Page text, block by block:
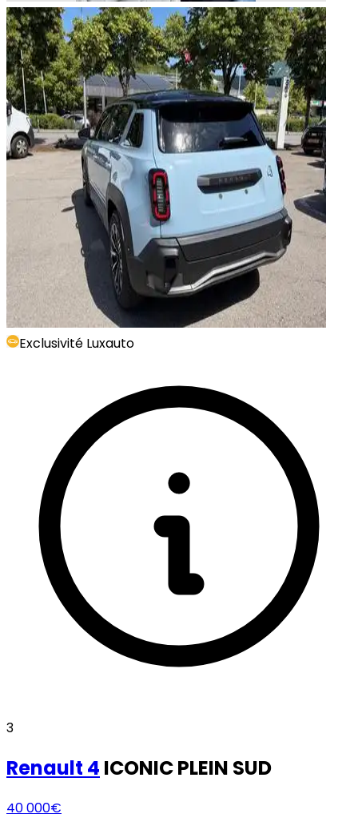
Exclusivité Luxauto
3
Renault 4 ICONIC PLEIN SUD
40 000€